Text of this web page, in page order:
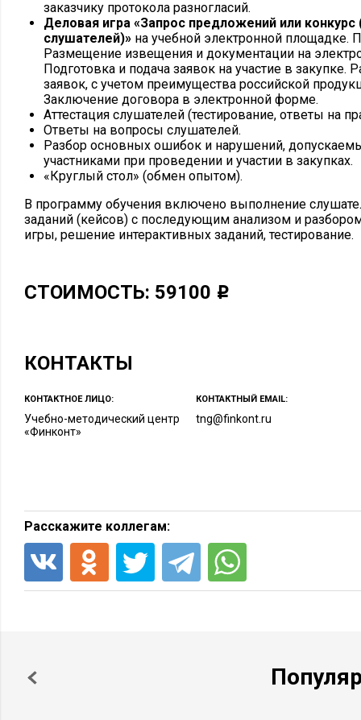
заказчику протокола разногласий.
Деловая игра «Запрос предложений или
слушателей)» на учебной электронной площадке.
Размещение извещения и документации на
Подготовка и подача заявок на участие в закупке.
заявок, с учетом преимущества российской
Заключение договора в электронной форме.
Аттестация слушателей (тестирование, ответы на
Ответы на вопросы слушателей.
Разбор основных ошибок и нарушений,
участниками при проведении и участии в закупках.
«Круглый стол» (обмен опытом).
В программу обучения включено выполнение
заданий (кейсов) с последующим анализом и
игры, решение интерактивных заданий, тестирование.
СТОИМОСТЬ: 59100
КОНТАКТЫ
КОНТАКТНОЕ ЛИЦО:
Учебно-методический центр
«Финконт»
КОНТАКТНЫЙ EMAIL:
tng@finkont.ru
Расскажите коллегам: